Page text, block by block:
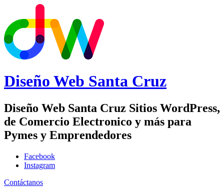
Diseño Web Santa Cruz
Diseño Web Santa Cruz Sitios WordPress,
de Comercio Electronico y más para
Pymes y Emprendedores
Facebook
Instagram
Contáctanos